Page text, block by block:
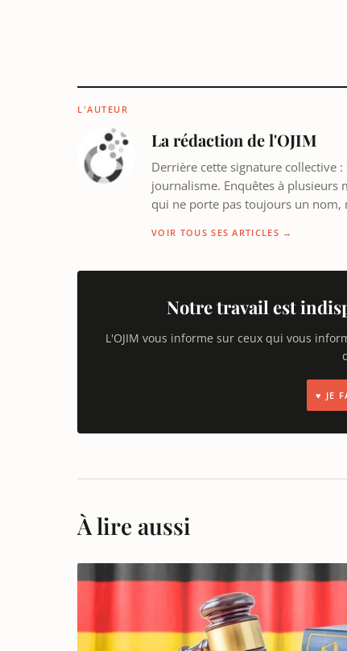
L'AUTEUR
La rédaction de l'OJIM
Derrière cette signature collective
journalisme. Enquêtes à plusieurs
qui ne porte pas toujours un
VOIR TOUS SES ARTICLES →
Notre travail est
L'OJIM vous informe sur ceux qui vous
♥ JE
À lire aussi